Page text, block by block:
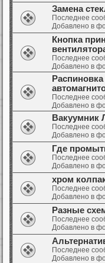
Замена
Последнее
Добавлено в
Кнопка
Последнее
Добавлено в
Последнее
Добавлено в
Вакуумник
Последнее
Добавлено в
Где
Последнее
Добавлено в
хром
Последнее
Добавлено в
Разные
Последнее
Добавлено в
Последнее
Добавлено в